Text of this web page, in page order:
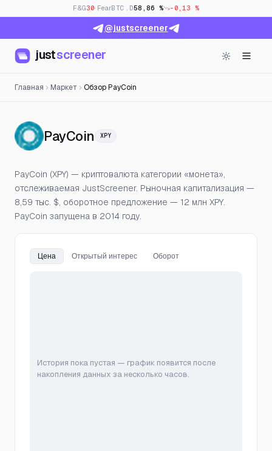
F&G30· FearBTC.D58,86 % -0,13 %
@justscreener
justscreener
Главная Маркет Обзор PayCoin
PayCoin — Цена, открытый
XPY
PayCoin (XPY) — криптовалюта категории «монета»,
отслеживаемая JustScreener. Рыночная капитализация —
8,59 тыс. $, оборотное предложение — 12 млн XPY.
PayCoin запущена в 2014 году.
Цена Открытый интерес Оборот
История пока пустая — график появится после
накопления данных за несколько часов.